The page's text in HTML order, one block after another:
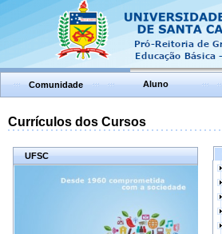
Comunidade Aluno
Currículos dos Cursos
UFSC